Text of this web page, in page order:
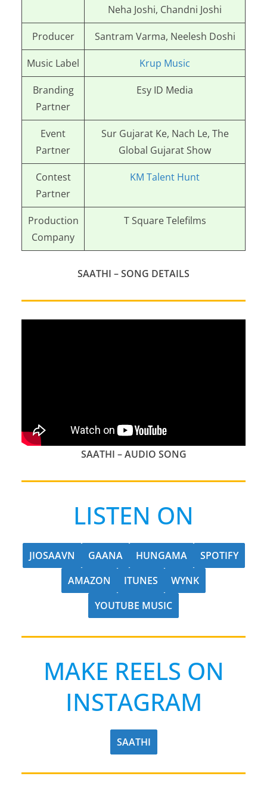
Neha Joshi, Chandni Joshi
Producer Santram Varma, Neelesh Doshi
Music Label Krup Music
Branding
Partner
Esy ID Media
Event
Partner
Sur Gujarat Ke, Nach Le, The
Global Gujarat Show
Contest
Partner
KM Talent Hunt
Production
Company
T Square Telefilms
SAATHI – SONG DETAILS
SAATHI – AUDIO SONG
LISTEN ON
JIOSAAVN GAANA HUNGAMA
SPOTIFY
AMAZON
ITUNES
WYNK
YOUTUBE MUSIC
MAKE REELS ON
INSTAGRAM
SAATHI